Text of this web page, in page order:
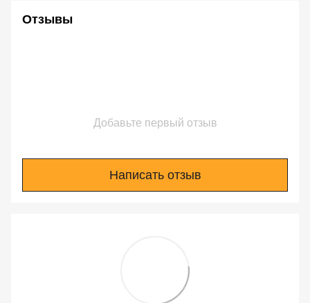
Отзывы
Добавьте первый отзыв
Написать отзыв